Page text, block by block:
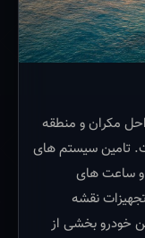
اطلس از سال ۱۴۰۳ در سواحل مکران و منطقه
تامین سیستم های
ساعت های
نقشه
خودرو بخشی از